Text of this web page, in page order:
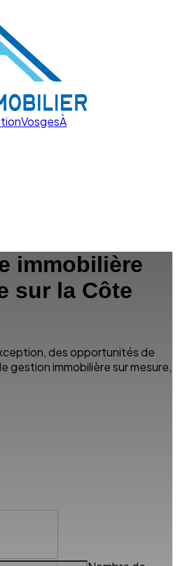
VosgesÀ
immobilière
sur la Côte
des opportunités de
gestion immobilière sur mesure,